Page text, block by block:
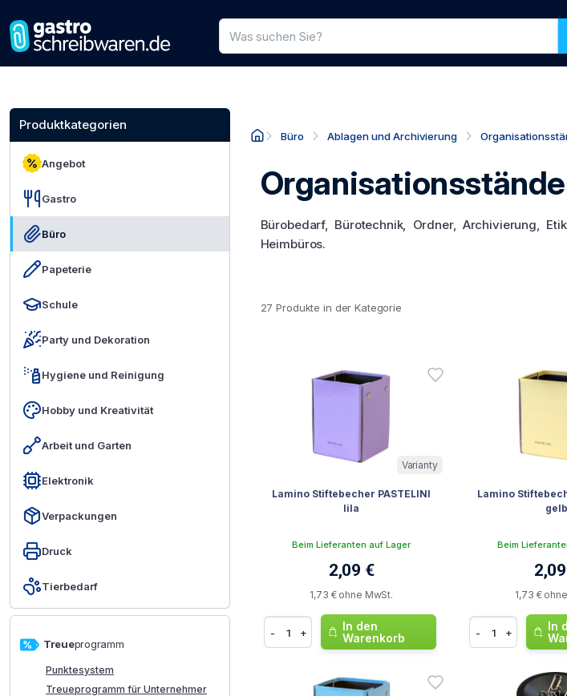
Produktsuche
Geben Sie einen Produktnamen oder eine Kategorie ein, um in
Produktkategorien
Angebot
Gastro
Büro
Papeterie
Schule
Party und Dekoration
Hygiene und Reinigung
Hobby und Kreativität
Arbeit und Garten
Elektronik
Verpackungen
Druck
Tierbedarf
Treueprogramm
Punktesystem
Treueprogramm für Unternehmer
Büro Ablagen und Archivierung
Bürobedarf, Bürotechnik, Ordner, Archivierung,
Heimbüros.
27 Produkte in der Kategorie
Varianty
Lamino Stiftebecher PASTELINI
lila
Beim Lieferanten auf Lager
2,09 €
1,73 € ohne MwSt.
- +
In den
Warenkorb
Lamino
gelb
Beim
1,73 €
- +
In